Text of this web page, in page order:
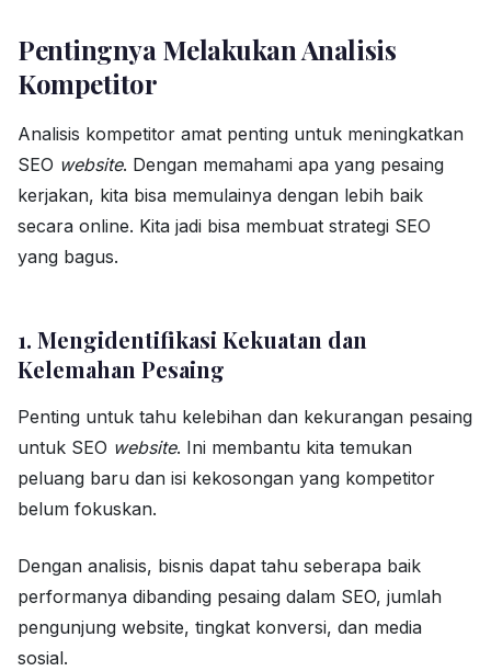
Pentingnya Melakukan Analisis
Kompetitor
Analisis kompetitor amat penting untuk meningkatkan
SEO website. Dengan memahami apa yang pesaing
kerjakan, kita bisa memulainya dengan lebih baik
secara online. Kita jadi bisa membuat strategi SEO
yang bagus.
1. Mengidentifikasi Kekuatan dan
Kelemahan Pesaing
Penting untuk tahu kelebihan dan kekurangan pesaing
untuk SEO website. Ini membantu kita temukan
peluang baru dan isi kekosongan yang kompetitor
belum fokuskan.
Dengan analisis, bisnis dapat tahu seberapa baik
performanya dibanding pesaing dalam SEO, jumlah
pengunjung website, tingkat konversi, dan media
sosial.